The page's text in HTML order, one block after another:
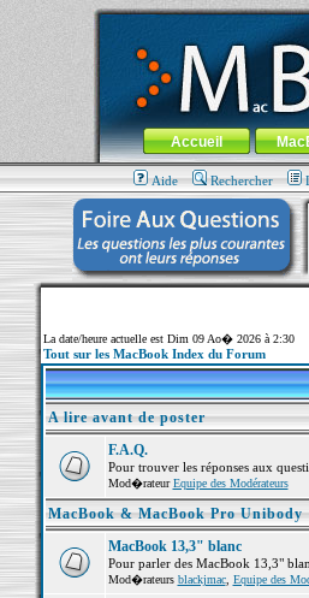
MacBook-fr.com : 100% Apple... 100%
Aller au contenu-Aller au
Menu général
Accueil
Aide Rechercher
La date/heure actuelle est Dim 09 Ao� 2026 à 2:30
Tout sur les MacBook Index du Forum
A lire avant de poster
F.A.Q.
Pour trouver les réponses aux
Mod�rateurEquipe des Modérateurs
MacBook & MacBook Pro Unibody
MacBook 13,3" blanc
Pour parler des MacBook 13,3"
Mod�rateurs blackjmac, Equipe des